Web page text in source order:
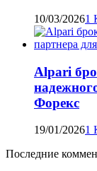
10/03/20261
Alpari
Форекс
19/01/20261
Последние